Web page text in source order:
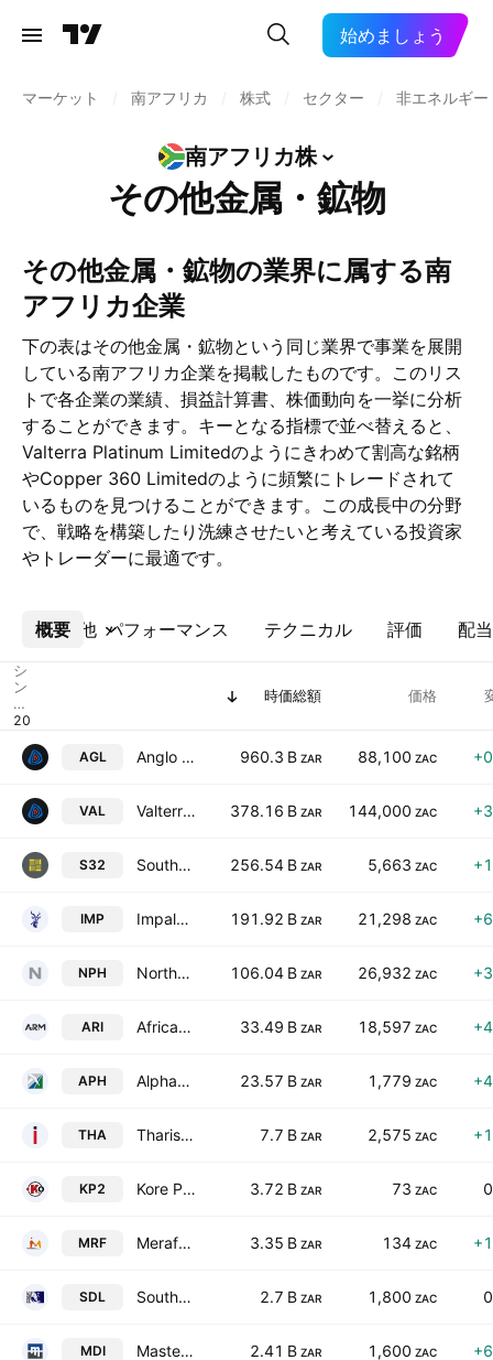
始めましょう
マーケット 南アフリカ 株式 セクター 非エネルギー
南アフリカ株
その他金属・鉱物
その他金属・鉱物の業界に属する南
アフリカ企業
下の表はその他金属・鉱物という同じ業界で事業を展開
している南アフリカ企業を掲載したものです。このリス
トで各企業の業績、損益計算書、株価動向を一挙に分析
することができます。キーとなる指標で並べ替えると、
Valterra Platinum Limitedのようにきわめて割高な銘柄
やCopper 360 Limitedのように頻繁にトレードされて
いるものを見つけることができます。この成長中の分野
で、戦略を構築したり洗練させたいと考えている投資家
やトレーダーに最適です。
概要 パフォーマンス テクニカル 評価 配当
その他
シ
ン
ボ
ル
時価総額 価格
AGL Anglo American plc 960.3 B ZAR 88,100 ZAC
VAL Valterra Platinum Limited 378.16 B ZAR 144,000 ZAC
S32 South32 Ltd. 256.54 B ZAR 5,663 ZAC
IMP Impala Platinum Holdings Limited 191.92 B ZAR 21,298 ZAC
NPH Northam Platinum Holdings Limited 106.04 B ZAR 26,932 ZAC
ARI African Rainbow Minerals Limited 33.49 B ZAR 18,597 ZAC
APH Alphamin Resources Corp. 23.57 B ZAR 1,779 ZAC
THA Tharisa Plc 7.7 B ZAR 2,575 ZAC
KP2 Kore Potash PLC 3.72 B ZAR 73 ZAC
MRF Merafe Resources Limited 3.35 B ZAR 134 ZAC
SDL Southern Palladium Ltd. 2.7 B ZAR 1,800 ZAC
MDI Master Drilling Group Ltd. 2.41 B ZAR 1,600 ZAC